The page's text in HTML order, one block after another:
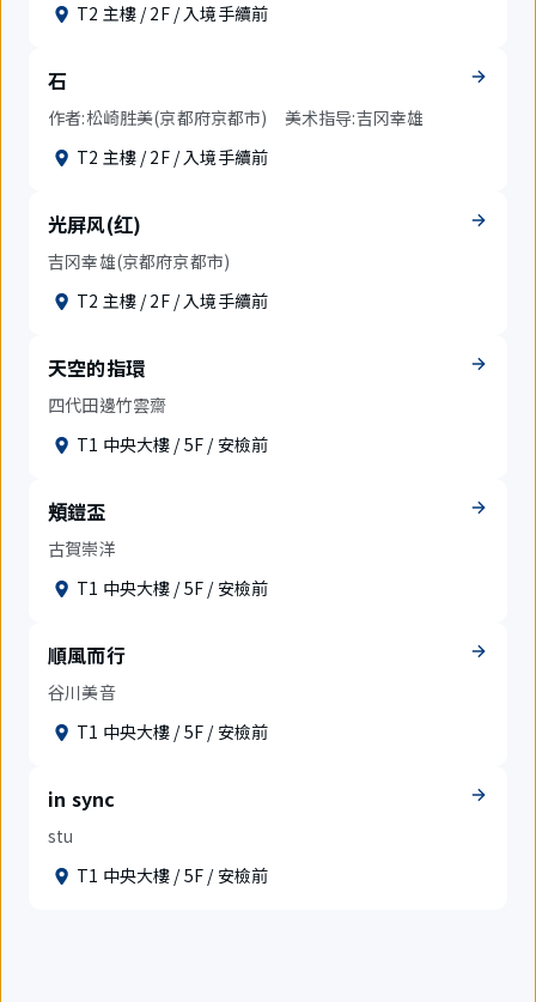
T2 主樓 / 2F / 入境手續前
石
作者:松崎胜美(京都府京都市) 美术指导:吉冈幸雄
T2 主樓 / 2F / 入境手續前
光屏风(红)
吉冈幸雄(京都府京都市)
T2 主樓 / 2F / 入境手續前
天空的指環
四代田邊竹雲齋
T1 中央大樓 / 5F / 安檢前
頬鎧盃
古賀崇洋
T1 中央大樓 / 5F / 安檢前
順風而行
谷川美音
T1 中央大樓 / 5F / 安檢前
in sync
stu
T1 中央大樓 / 5F / 安檢前